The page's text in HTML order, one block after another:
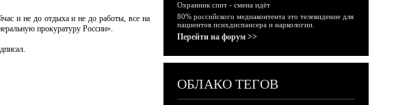
и не до отдыха и не до работы, все на
прокуратуру России».
Охранник спит - смена идёт
80% российского медиаконтента это телевидение для
пациентов психдиспансера и наркологии.
Перейти на форум >>
ОБЛАКО ТЕГОВ